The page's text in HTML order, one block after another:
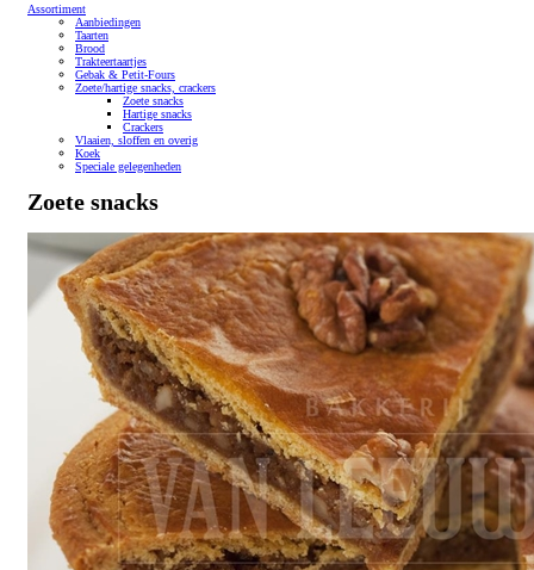
Assortiment
Aanbiedingen
Taarten
Brood
Trakteertaartjes
Gebak & Petit-Fours
Zoete/hartige snacks, crackers
Zoete snacks
Hartige snacks
Crackers
Vlaaien, sloffen en overig
Koek
Speciale gelegenheden
Zoete snacks